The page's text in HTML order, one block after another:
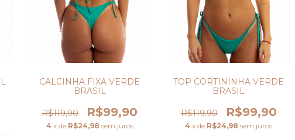
CALCINHA FIXA VERDE
BRASIL
R$119,90 R$99,90
4 x de R$24,98 sem juros
TOP CORTININHA VERDE
BRASIL
R$119,90 R$99,90
4 x de R$24,98 sem juros